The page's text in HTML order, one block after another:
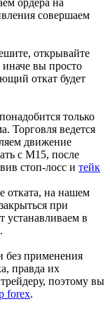
ордера на
совершаем
открывайте
вы просто
откат будет
только
Торговля ведется
движение
с М15, после
стоп-лосс и тейк
отката, на нашем
при
в
без применения
правда их
поэтому вы
forex.